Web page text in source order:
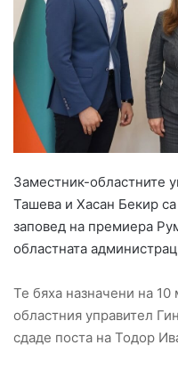
Заместник-областните
Ташева и Хасан Бекир
заповед на премиера
областната
Те бяха назначени на
областния управител
сдаде поста на Тодор